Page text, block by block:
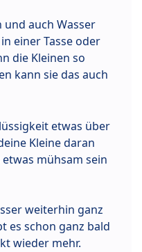
auch Wasser
einer Tasse oder
die Kleinen so
kann sie das auch
etwas über
Kleine daran
mühsam sein
weiterhin ganz
es schon ganz bald
wieder mehr.